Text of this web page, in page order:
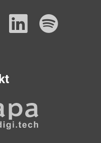
Instagram